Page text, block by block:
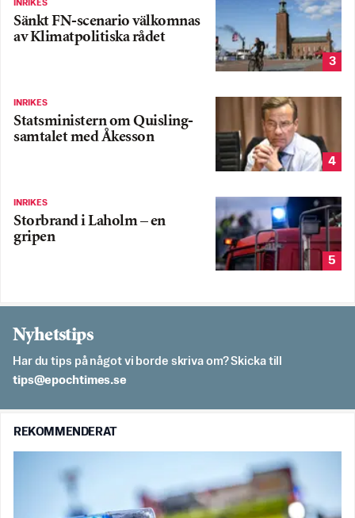
INRIKES
Sänkt FN-scenario välkomnas
av Klimatpolitiska rådet
3
INRIKES
Statsministern om Quisling-
samtalet med Åkesson
4
INRIKES
Storbrand i Laholm – en
gripen
5
Nyhetstips
Har du tips på något vi borde skriva om? Skicka till
es.semithcope@spit
REKOMMENDERAT